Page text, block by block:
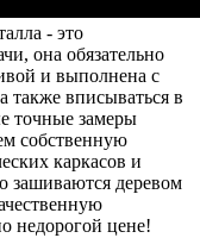
- это
она обязательно
и выполнена с
также вписываться в
точные замеры
собственную
каркасов и
зашиваются деревом
недорогой цене!